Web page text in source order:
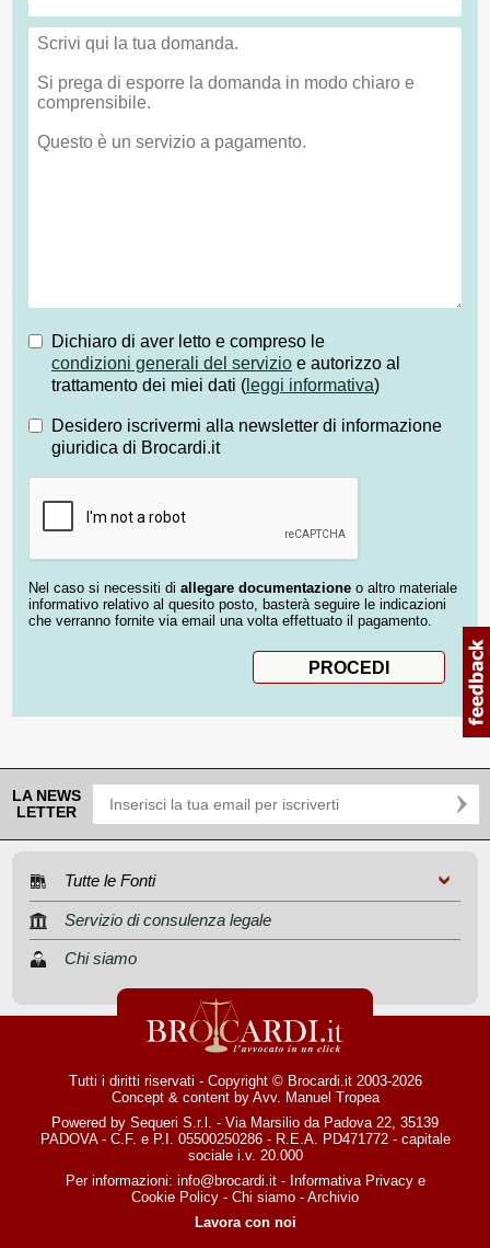
Dichiaro di aver letto e compreso le
condizioni generali del servizio e autorizzo al
trattamento dei miei dati ( leggi informativa)
Desidero iscrivermi alla newsletter di informazione
giuridica di Brocardi.it
Nel caso si necessiti di allegare documentazione o altro materiale
informativo relativo al quesito posto, basterà seguire le indicazioni
che verranno fornite via email una volta effettuato il pagamento.
LA NEWS
LETTER
Tutte le Fonti
Servizio di consulenza legale
Chi siamo
Tutti i diritti riservati - Copyright © Brocardi.it 2003-2026
Concept & content by Avv. Manuel Tropea
Powered by Sequeri S.r.l. - Via Marsilio da Padova 22, 35139
PADOVA - C.F. e P.I. 05500250286 - R.E.A. PD471772 - capitale
sociale i.v. 20.000
Per informazioni: info@brocardi.it- Informativa Privacye
Cookie Policy - Chi siamo - Archivio
Lavora con noi